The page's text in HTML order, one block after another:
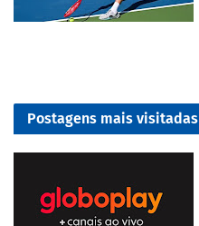
Postagens mais visitadas